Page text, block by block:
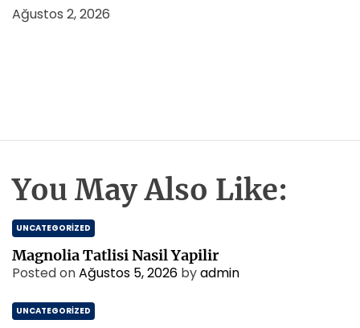
Ağustos 2, 2026
You May Also Like:
UNCATEGORIZED
Magnolia Tatlisi Nasil Yapilir
Posted onAğustos 5, 2026 byadmin
UNCATEGORIZED